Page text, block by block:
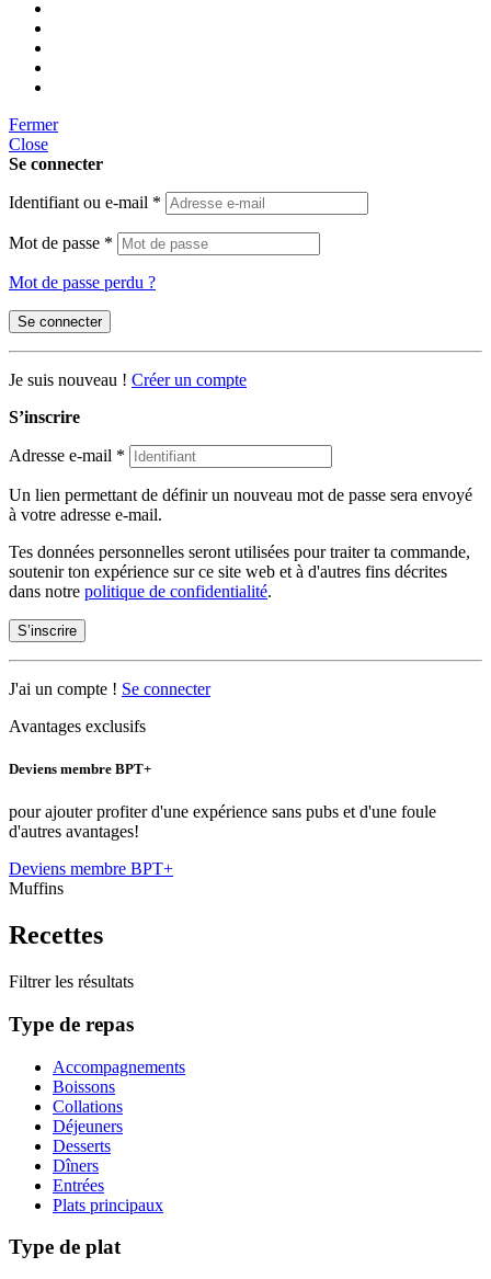
Fermer
Close
Se connecter
Identifiant ou e-mail *
Mot de passe *
Mot de passe perdu ?
Se connecter
Je suis nouveau ! Créer un compte
S’inscrire
Adresse e-mail *
Un lien permettant de définir un nouveau mot de passe sera envoyé
à votre adresse e-mail.
Tes données personnelles seront utilisées pour traiter ta commande,
soutenir ton expérience sur ce site web et à d'autres fins décrites
dans notre politique de confidentialité.
S’inscrire
J'ai un compte ! Se connecter
Avantages exclusifs
Deviens membre BPT+
pour ajouter profiter d'une expérience sans pubs et d'une foule
d'autres avantages!
Deviens membre BPT+
Muffins
Recettes
Filtrer les résultats
Type de repas
Accompagnements
Boissons
Collations
Déjeuners
Desserts
Dîners
Entrées
Plats principaux
Type de plat